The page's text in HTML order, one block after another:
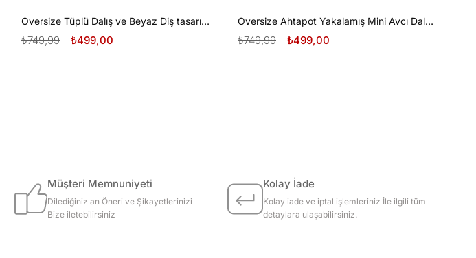
Oversize Tüplü Dalış ve Beyaz Diş tasarım unisex T-shirt
₺499,00
₺749,99
Oversize Ahtapot Yakalamış Mini Avcı Dalgıç Tasarım unisex T-shirt
₺499,00
₺749,99
Müşteri Memnuniyeti
Dilediğiniz an Öneri ve Şikayetlerinizi
Bize iletebilirsiniz
Kolay İade
Kolay iade ve iptal işlemleriniz İle ilgili tüm
detaylara ulaşabilirsiniz.